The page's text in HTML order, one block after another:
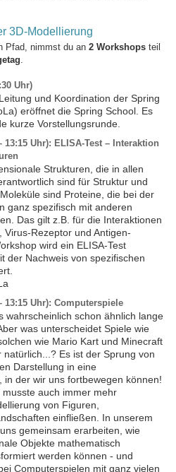
3D-Modellierung
Pfad, nimmst du an 2 Workshops teil
.
Uhr)
und Koordination der Spring
eröffnet die Spring School. Es
kurze Vorstellungsrunde.
Uhr): ELISA-Test – Interaktion
Strukturen, die in allen
sind für Struktur und
sind Proteine, die bei der
ganz spezifisch mit anderen
Das gilt z.B. für die Interaktionen
Virus-Rezeptor und Antigen-
wird ein ELISA-Test
der Nachweis von spezifischen
13:15 Uhr): Computerspiele
wahrscheinlich schon ähnlich lange
was unterscheidet Spiele wie
wie Mario Kart und Minecraft
Es ist der Sprung von
Darstellung in eine
in der wir uns fortbewegen können!
auch immer mehr
von Figuren,
einfließen. In unserem
gemeinsam erarbeiten, wie
Objekte mathematisch
werden können - und
Computerspielen mit ganz vielen